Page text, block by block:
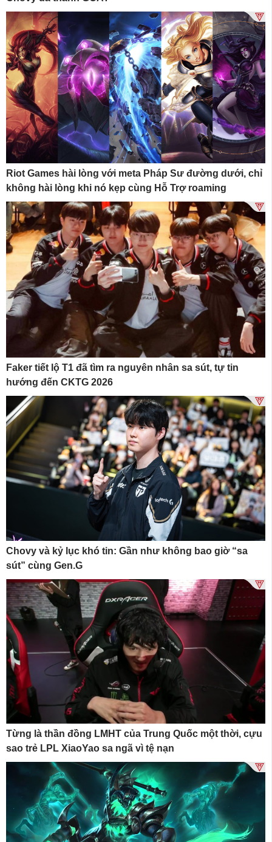
Riot Games hài lòng với meta Pháp Sư đường dưới, chỉ
không hài lòng khi nó kẹp cùng Hỗ Trợ roaming
Faker tiết lộ T1 đã tìm ra nguyên nhân sa sút, tự tin
hướng đến CKTG 2026
Chovy và kỷ lục khó tin: Gần như không bao giờ “sa
sút” cùng Gen.G
Từng là thần đồng LMHT của Trung Quốc một thời, cựu
sao trẻ LPL XiaoYao sa ngã vì tệ nạn